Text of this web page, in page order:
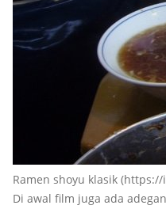
Ramen shoyu klasik
Di awal film juga ada